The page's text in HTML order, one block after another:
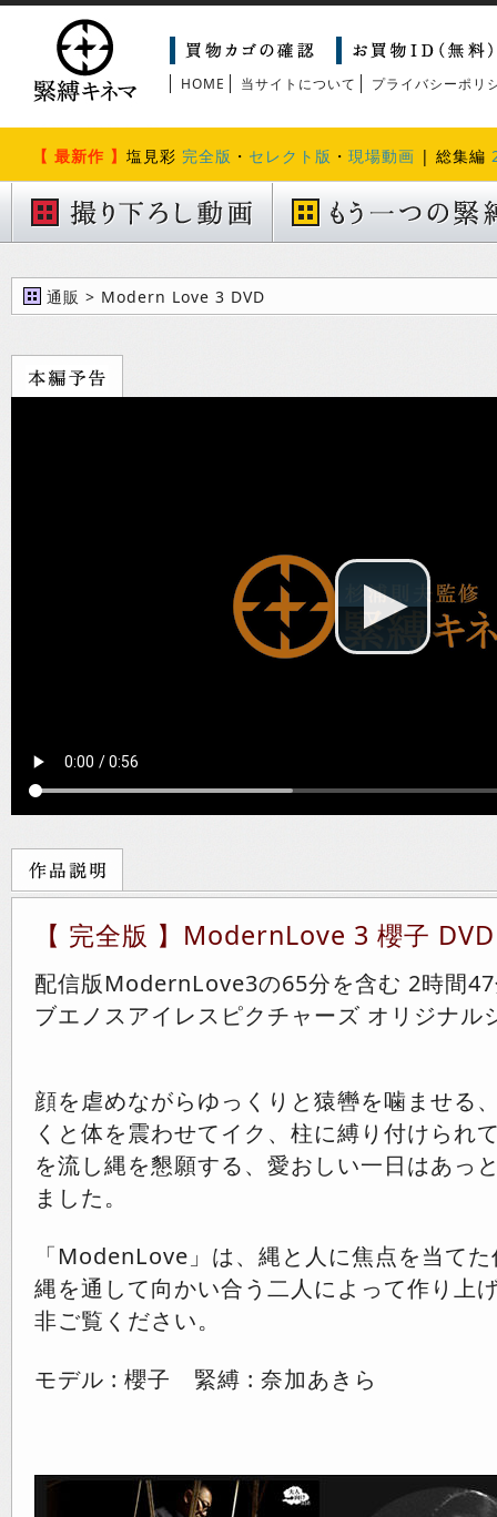
HOME 当サイトについて プライバシーポリ
【 最新作 】 塩見彩 完全版 ・ セレクト版 ・ 現場動画 | 総集編
通販 > Modern Love 3 DVD
【 完全版 】ModernLove 3 櫻子
配信版ModernLove3の65分を含む 2時間
ブエノスアイレスピクチャーズ オリジナル
顔を虐めながらゆっくりと猿轡を噛ませる
くと体を震わせてイク、柱に縛り付けられ
を流し縄を懇願する、愛おしい一日はあっ
ました。
「ModenLove」は、縄と人に焦点を当て
縄を通して向かい合う二人によって作り上
非ご覧ください。
モデル : 櫻子 緊縛 : 奈加あきら